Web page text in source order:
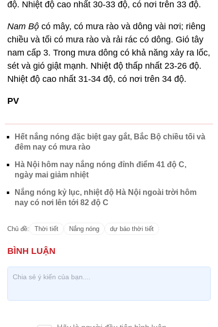
độ. Nhiệt độ cao nhất 30-33 độ, có nơi trên 33 độ.
Nam Bộ có mây, có mưa rào và dông vài nơi; riêng
chiều và tối có mưa rào và rải rác có dông. Gió tây
nam cấp 3. Trong mưa dông có khả năng xảy ra lốc,
sét và gió giật mạnh. Nhiệt độ thấp nhất 23-26 độ.
Nhiệt độ cao nhất 31-34 độ, có nơi trên 34 độ.
PV
Hết nắng nóng đặc biệt gay gắt, Bắc Bộ chiều tối và
đêm nay có mưa rào
Hà Nội hôm nay nắng nóng đỉnh điểm 41 độ C,
ngày mai giảm nhiệt
Nắng nóng kỷ lục, nhiệt độ Hà Nội ngoài trời hôm
nay có nơi lên tới 82 độ C
Chủ đề: Thời tiết Nắng nóng dự báo thời tiết